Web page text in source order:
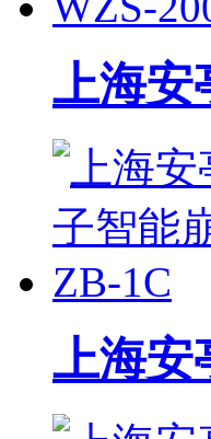
上海安
上海安